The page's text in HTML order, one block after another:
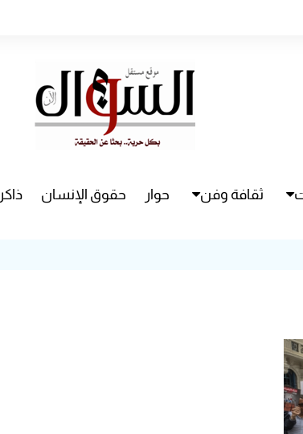
ثقافة وفن حوار حقوق الإنسان